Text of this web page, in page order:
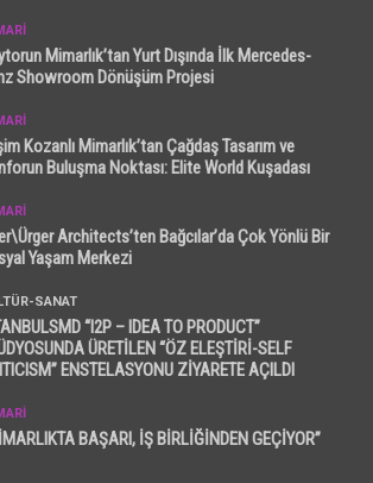
Mimarlık’tan Yurt Dışında İlk Mercedes-
Showroom Dönüşüm Projesi
Kozanlı Mimarlık’tan Çağdaş Tasarım ve
Buluşma Noktası: Elite World Kuşadası
Architects’ten Bağcılar’da Çok Yönlü Bir
Yaşam Merkezi
SANAT
“I2P – IDEA TO PRODUCT”
ÜRETİLEN “ÖZ ELEŞTİRİ-SELF
ENSTELASYONU ZİYARETE AÇILDI
BAŞARI, İŞ BİRLİĞİNDEN GEÇİYOR”